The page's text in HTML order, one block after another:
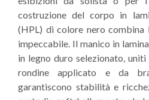
costruzione del corpo in
(HPL) di colore nero combina
impeccabile. Il manico in
in legno duro selezionato,
rondine applicato e da
garantiscono stabilità e